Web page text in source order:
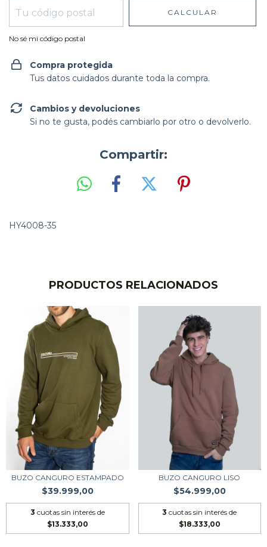
CALCULAR
No sé mi código postal
Compra protegida
Tus datos cuidados durante toda la compra.
Cambios y devoluciones
Si no te gusta, podés cambiarlo por otro o devolverlo.
Compartir:
HY4008-35
PRODUCTOS RELACIONADOS
BUZO CANGURO ESTAMPADO
$39.999,00
3 cuotas sin interés de
$13.333,00
BUZO CANGURO LISO
$54.999,00
3 cuotas sin interés de
$18.333,00